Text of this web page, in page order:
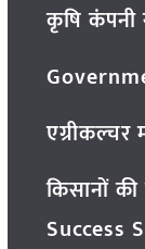
कृषि
किसानों
Success